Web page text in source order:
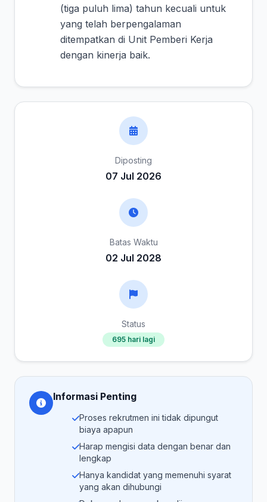
(tiga puluh lima) tahun kecuali untuk
yang telah berpengalaman
ditempatkan di Unit Pemberi Kerja
dengan kinerja baik.
Diposting
07 Jul 2026
Batas Waktu
02 Jul 2028
Status
695 hari lagi
Informasi Penting
Proses rekrutmen ini tidak dipungut
biaya apapun
Harap mengisi data dengan benar dan
lengkap
Hanya kandidat yang memenuhi syarat
yang akan dihubungi